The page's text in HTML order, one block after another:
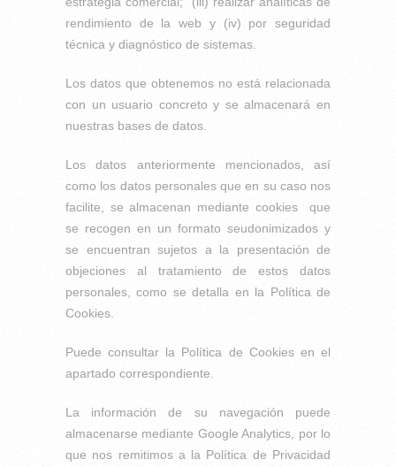
rendimiento de la web y (iv) por seguridad
técnica y diagnóstico de sistemas.
Los datos que obtenemos no está relacionada
con un usuario concreto y se almacenará en
nuestras bases de datos.
Los datos anteriormente mencionados, así
como los datos personales que en su caso nos
facilite, se almacenan mediante cookies que
se recogen en un formato seudonimizados y
se encuentran sujetos a la presentación de
objeciones al tratamiento de estos datos
personales, como se detalla en la Política de
Cookies.
Puede consultar la Política de Cookies en el
apartado correspondiente.
La información de su navegación puede
almacenarse mediante Google Analytics, por lo
que nos remitimos a la Política de Privacidad